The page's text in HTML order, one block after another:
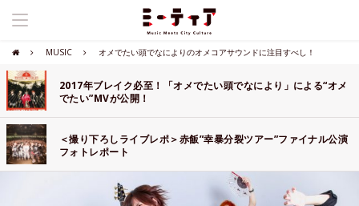
MUSIC オメでたい頭でなによりのオメコアサウンドに注目すべし！
2017年ブレイク必至！「オメでたい頭でなにより」による“オメ
でたい”MVが公開！
＜撮り下ろしライブレポ＞赤飯”幸暴分裂ツアー”ファイナル公演
フォトレポート